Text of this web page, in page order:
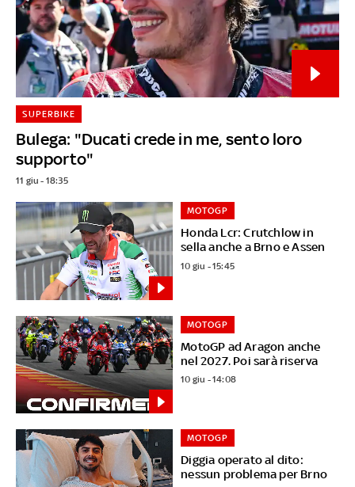
Bulega: "Ducati crede in me, sento loro
supporto"
SUPERBIKE
11 giu - 18:35
Honda Lcr: Crutchlow in
sella anche a Brno e Assen
MOTOGP
10 giu - 15:45
MotoGP ad Aragon anche
nel 2027. Poi sarà riserva
MOTOGP
10 giu - 14:08
Diggia operato al dito:
nessun problema per Brno
MOTOGP